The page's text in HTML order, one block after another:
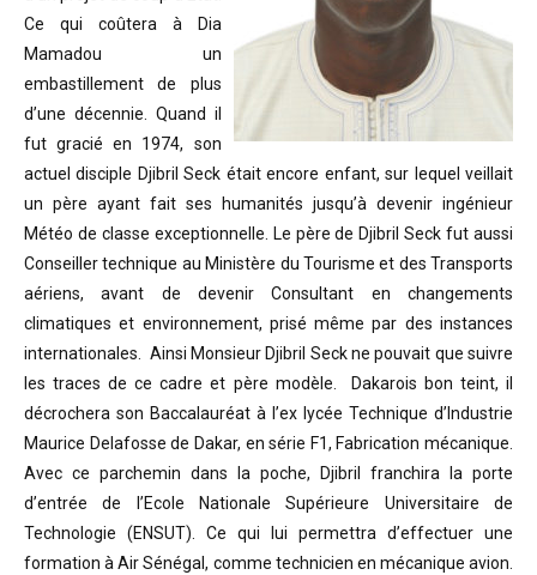
Ce qui coûtera à Dia
Mamadou un
embastillement de plus
d’une décennie. Quand il
fut gracié en 1974, son
actuel disciple Djibril Seck était encore enfant, sur lequel veillait
un père ayant fait ses humanités jusqu’à devenir ingénieur
Météo de classe exceptionnelle. Le père de Djibril Seck fut aussi
Conseiller technique au Ministère du Tourisme et des Transports
aériens, avant de devenir Consultant en changements
climatiques et environnement, prisé même par des instances
internationales. Ainsi Monsieur Djibril Seck ne pouvait que suivre
les traces de ce cadre et père modèle. Dakarois bon teint, il
décrochera son Baccalauréat à l’ex lycée Technique d’Industrie
Maurice Delafosse de Dakar, en série F1, Fabrication mécanique.
Avec ce parchemin dans la poche, Djibril franchira la porte
d’entrée de l’Ecole Nationale Supérieure Universitaire de
Technologie (ENSUT). Ce qui lui permettra d’effectuer une
formation à Air Sénégal, comme technicien en mécanique avion.